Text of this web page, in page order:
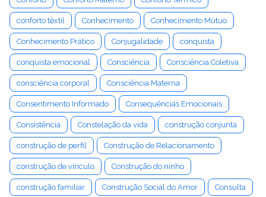
conforto têxtil Conhecimento Conhecimento Mútuo
Conhecimento Prático Conjugalidade conquista
conquista emocional Consciência Consciência Coletiva
consciência corporal Consciência Materna
Consentimento Informado Consequências Emocionais
Consistência Constelação da vida construção conjunta
construção de perfil Construção de Relacionamento
construção de vínculo Construção do ninho
construção familiar Construção Social do Amor Consulta